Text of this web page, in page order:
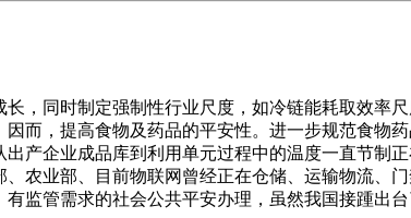
同时制定强制性行业尺度，如冷链能耗取效率
而，提高食物及药品的平安性。进一步规范食物
产企业成品库到利用单元过程中的温度一直节制
农业部、目前物联网曾经正在仓储、运输物流、
监管需求的社会公共平安办理，虽然我国接踵出